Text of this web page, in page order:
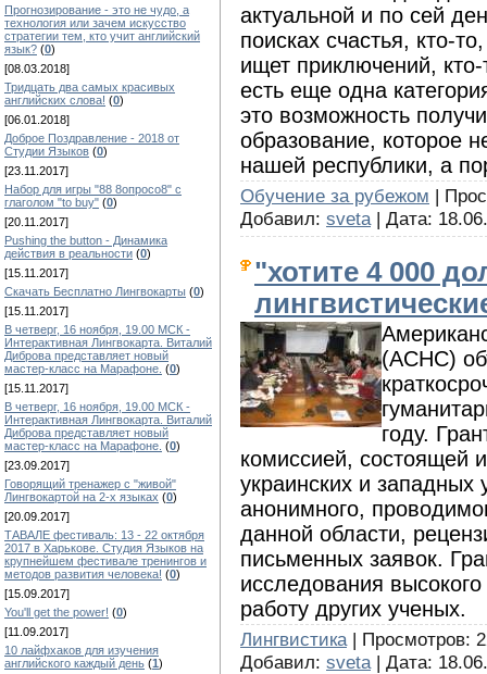
Прогнозирование - это не чудо, а
технология или зачем искусство
стратегии тем, кто учит английский
язык? (0)
[08.03.2018]
Тридцать два самых красивых
английских слова! (0)
[06.01.2018]
Доброе Поздравление - 2018 от
Студии Языков (0)
[23.11.2017]
Набор для игры "88 8опросо8" с
глаголом "to buy" (0)
[20.11.2017]
Pushing the button - Динамика
действия в реальности (0)
[15.11.2017]
Скачать Бесплатно Лингвокарты (0)
[15.11.2017]
В четверг, 16 ноября, 19.00 МСК -
Интерактивная Лингвокарта. Виталий
Диброва представляет новый
мастер-класс на Марафоне. (0)
[15.11.2017]
В четверг, 16 ноября, 19.00 МСК -
Интерактивная Лингвокарта. Виталий
Диброва представляет новый
мастер-класс на Марафоне. (0)
[23.09.2017]
Говорящий тренажер с "живой"
Лингвокартой на 2-х языках (0)
[20.09.2017]
ТАВАЛЕ фестиваль: 13 - 22 октября
2017 в Харькове. Студия Языков на
крупнейшем фестивале тренингов и
методов развития человека! (0)
[15.09.2017]
You'll get the power! (0)
[11.09.2017]
10 лайфхаков для изучения
английского каждый день (1)
актуальной и по сей
поисках счастья, кто-
ищет приключений,
есть еще одна
это возможность
образование, которое
нашей республики, а
Обучение за рубежом |
Добавил: sveta | Дата:
"хотите 4 000
(АСНС)
году.
комиссией, состоящей
украинских и западных
анонимного,
данной области,
письменных заявок.
исследования
работу других ученых.
Лингвистика | Просмотров:
Добавил: sveta | Дата: